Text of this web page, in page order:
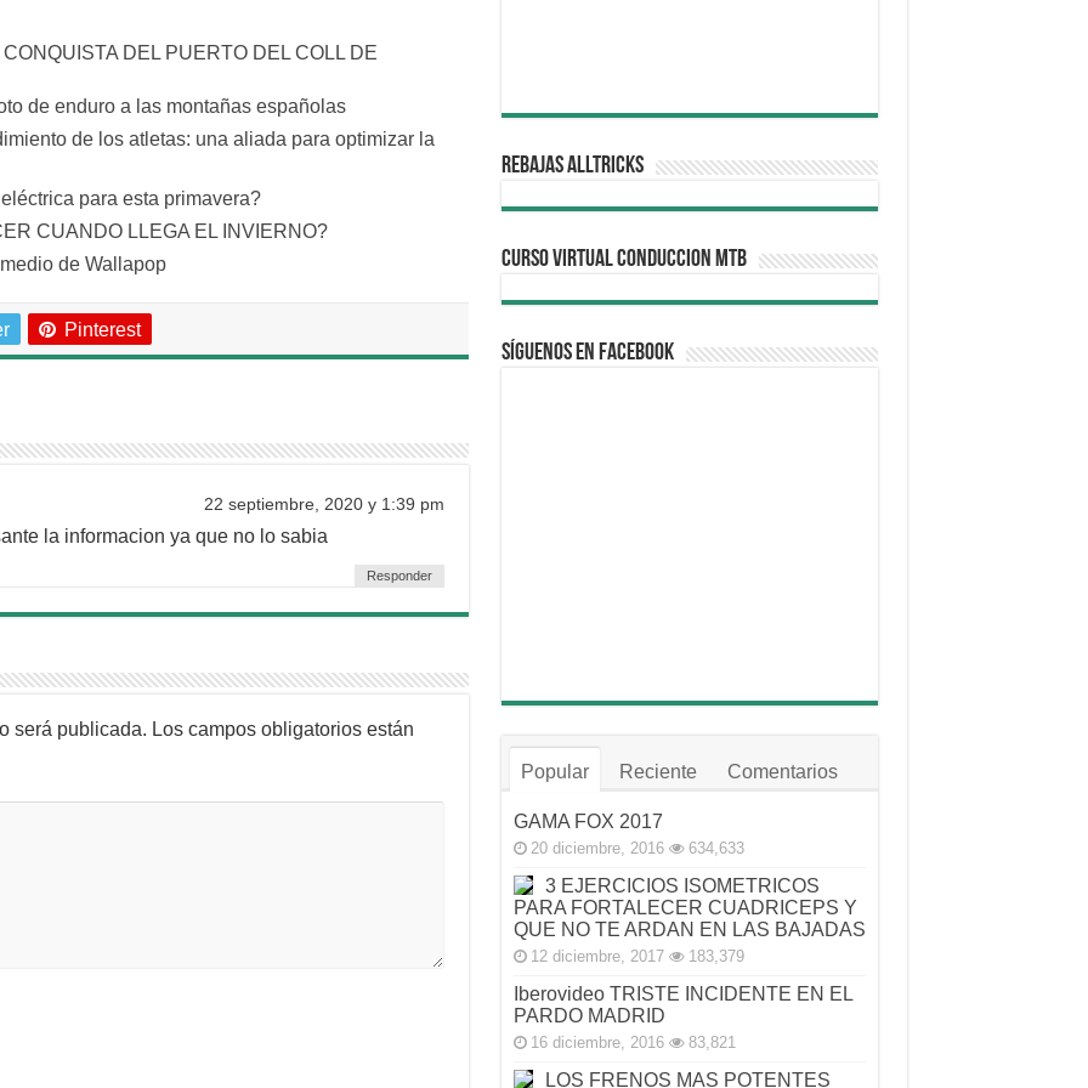
DEL PUERTO DEL COLL DE
de enduro a las montañas españolas
de los atletas: una aliada para optimizar la
para esta primavera?
CUANDO LLEGA EL INVIERNO?
de Wallapop
Pinterest
22 septiembre, 2020 y 1:39 pm
la informacion ya que no lo sabia
Responder
será publicada. Los campos obligatorios están
REBAJAS ALLTRICKS
CURSO VIRTUAL CONDUCCION MTB
Síguenos en Facebook
Popular Reciente Comentarios
GAMA FOX 2017
20 diciembre, 2016 634,633
3 EJERCICIOS ISOMETRICOS
PARA FORTALECER CUADRICEPS Y
QUE NO TE ARDAN EN LAS BAJADAS
12 diciembre, 2017 183,379
Iberovideo TRISTE INCIDENTE EN EL
PARDO MADRID
16 diciembre, 2016 83,821
LOS FRENOS MAS POTENTES